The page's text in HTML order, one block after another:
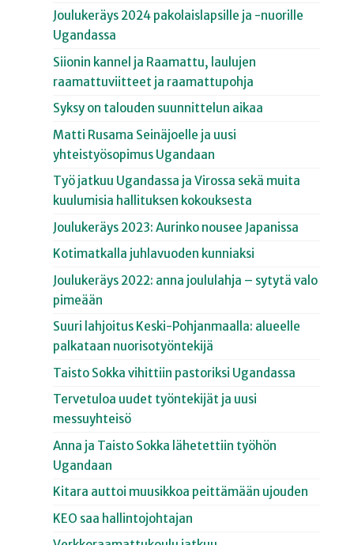
Joulukeräys 2024 pakolaislapsille ja -nuorille
Ugandassa
Siionin kannel ja Raamattu, laulujen
raamattuviitteet ja raamattupohja
Syksy on talouden suunnittelun aikaa
Matti Rusama Seinäjoelle ja uusi
yhteistyösopimus Ugandaan
Työ jatkuu Ugandassa ja Virossa sekä muita
kuulumisia hallituksen kokouksesta
Joulukeräys 2023: Aurinko nousee Japanissa
Kotimatkalla juhlavuoden kunniaksi
Joulukeräys 2022: anna joululahja – sytytä valo
pimeään
Suuri lahjoitus Keski-Pohjanmaalla: alueelle
palkataan nuorisotyöntekijä
Taisto Sokka vihittiin pastoriksi Ugandassa
Tervetuloa uudet työntekijät ja uusi
messuyhteisö
Anna ja Taisto Sokka lähetettiin työhön
Ugandaan
Kitara auttoi muusikkoa peittämään ujouden
KEO saa hallintojohtajan